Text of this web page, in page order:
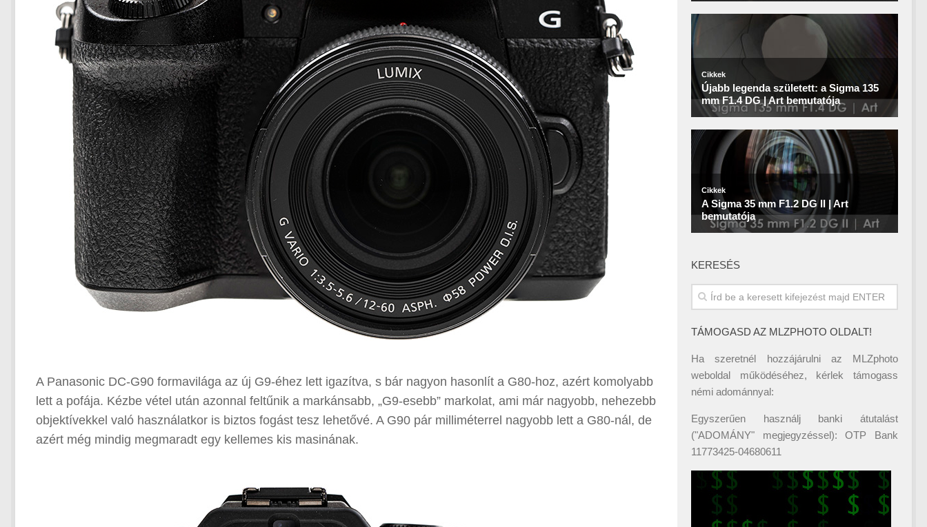
A Panasonic DC-G90 formavilága az új G9-éhez lett igazítva, s bár nagyon hasonlít a G80-hoz, azért komolyabb
lett a pofája. Kézbe vétel után azonnal feltűnik a markánsabb, „G9-esebb” markolat, ami már nagyobb, nehezebb
objektívekkel való használatkor is biztos fogást tesz lehetővé. A G90 pár milliméterrel nagyobb lett a G80-nál, de
azért még mindig megmaradt egy kellemes kis masinának.
KERESÉS
TÁMOGASD AZ MLZPHOTO OLDALT!
Ha szeretnél hozzájárulni az MLZphoto
weboldal működéséhez, kérlek támogass
némi adománnyal:
Egyszerűen használj banki átutalást
("ADOMÁNY" megjegyzéssel): OTP Bank
11773425-04680611